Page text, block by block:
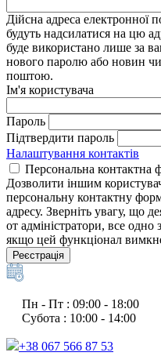
Дійсна адреса електронної
будуть надсилатися на цю
буде використано лише за
нового паролю або новин
поштою.
Ім'я користувача
Пароль
Підтвердити пароль
Налаштування контактів
Персональна контактна
Дозволити іншим
персональну контактну
адресу. Зверніть увагу, що
от адміністратори, все одно
якщо цей функціонал
Реєстрація
Пн - Пт : 09:00 - 18:00
Субота : 10:00 - 14:00
+38 067 566 87 53